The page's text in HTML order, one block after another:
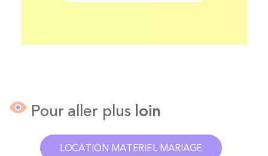
Pour aller plus loin
LOCATION MATERIEL MARIAGE